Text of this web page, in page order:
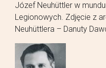
Józef Neuhüttler w
Legionowych. Zdjęcie z
Neuhüttlera – Danuty